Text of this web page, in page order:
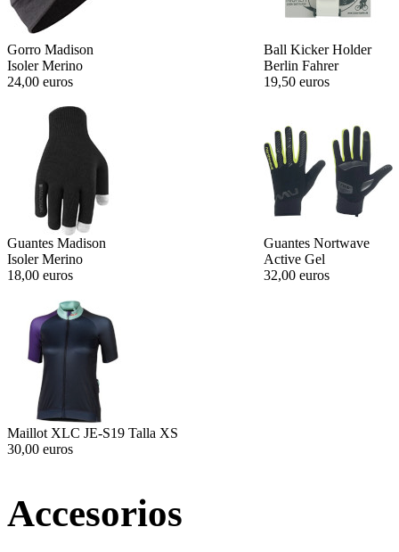
Gorro Madison
Isoler Merino
24,00 euros
Ball Kicker Holder
Berlin Fahrer
19,50 euros
Guantes Madison
Isoler Merino
18,00 euros
Guantes Nortwave
Active Gel
32,00 euros
Maillot XLC JE-S19 Talla XS
30,00 euros
Accesorios